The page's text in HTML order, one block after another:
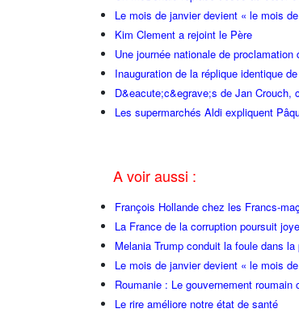
Le mois de janvier devient « le mois
Kim Clement a rejoint le Père
Une journée nationale de proclamation
Inauguration de la réplique identique
D&eacute;c&egrave;s de Jan
Les supermarchés Aldi expliquent
A voir aussi :
François Hollande chez les Francs-
La France de la corruption poursuit
Melania Trump conduit la foule dans
Le mois de janvier devient « le mois
Roumanie : Le gouvernement
Le rire améliore notre état de santé